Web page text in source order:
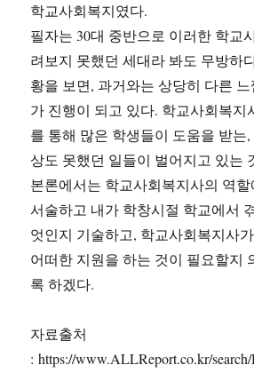
학교사회복지였다.
필자는 30대 중반으로 이러한 학교
려보지 못했던 세대라 봐도 무방하
황을 보면, 과거와는 상당히 다른
가 진행이 되고 있다. 학교사회복지
를 통해 많은 학생들이 도움을 받는
상도 못했던 일들이 벌어지고 있는
본론에서는 학교사회복지사의 역
서술하고 내가 학창시절 학교에서
엇인지 기술하고, 학교사회복지사
어떠한 지원을 하는 것이 필요할지
록 하겠다.
자료출처
: https://www.ALLReport.co.kr/search/